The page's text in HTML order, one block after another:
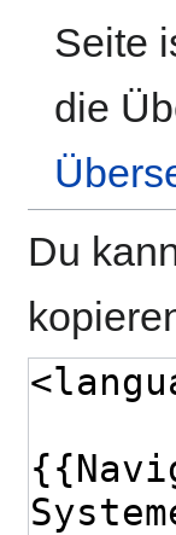
Seite
die
Du